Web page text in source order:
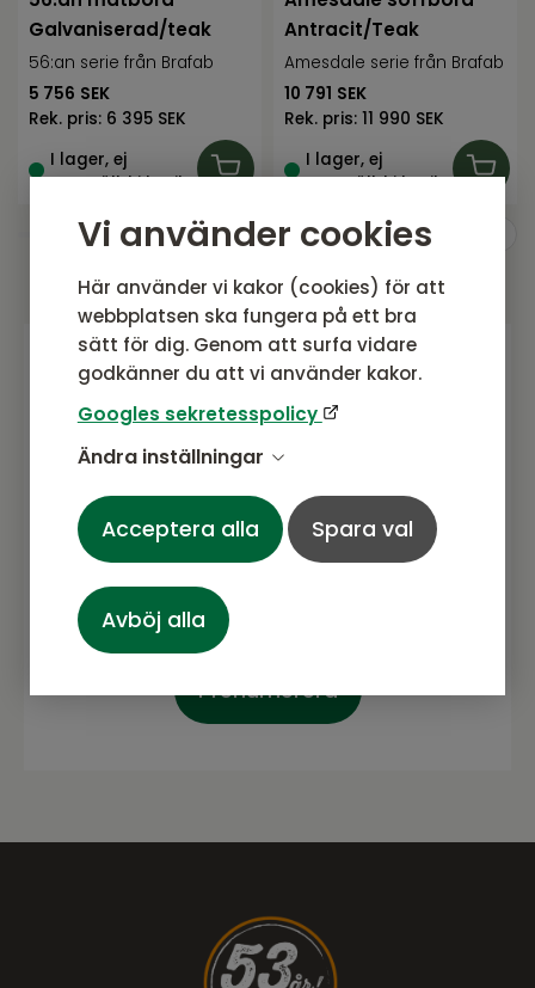
Vi använder cookies
Här använder vi kakor (cookies) för att
webbplatsen ska fungera på ett bra
sätt för dig. Genom att surfa vidare
godkänner du att vi använder kakor.
Googles sekretesspolicy
Ändra inställningar
Acceptera alla Spara val
Avböj alla
Galvaniserad/teak
56:an serie från Brafab
5 756 SEK
Rek. pris: 6 395 SEK
I lager, ej
uppställd i butik
Antracit/Teak
Amesdale serie från Brafab
10 791 SEK
Rek. pris: 11 990 SEK
I lager, ej
uppställd i butik
Prenumerera gärna på vårt nyhetsbrev.
Här kommer vi dela senaste nytt om
spännande.
Prenumerera